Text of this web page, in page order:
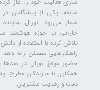
سابقه، یکی از پیشگامان
شمار می‌رود. نورال
خارجی در حوزه هوشمند
تلاش کرده با استفاده از
راهکارهایی مطمئن ارائه دهد.
حضور موفق نورال در صدها
همکاری با سازندگان مطرح،
دقت و رضایت مشتریان.